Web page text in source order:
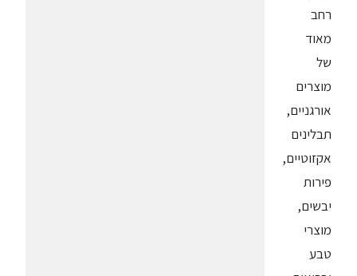
רחב
מאוד
של
מוצרים
אורגניים,
תבלינים
אקזוטיים,
פירות
יבשים,
מוצרי
טבע